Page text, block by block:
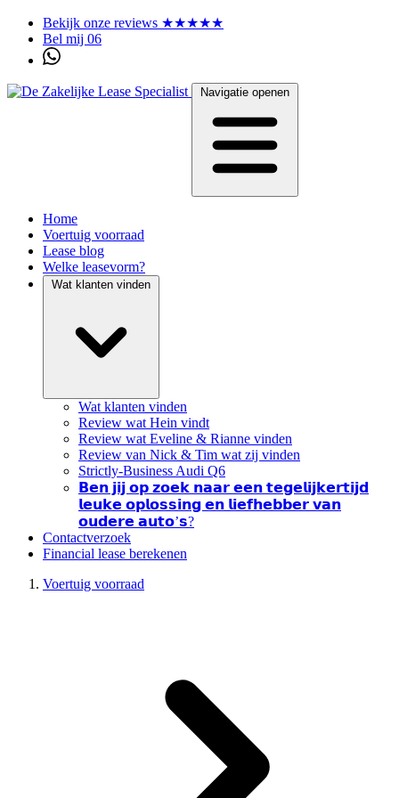
Bekijk onze reviews ★★★★★
Bel mij 06
Navigatie openen
Home
Voertuig voorraad
Lease blog
Welke leasevorm?
Wat klanten vinden
Wat klanten vinden
Review wat Hein vindt
Review wat Eveline & Rianne vinden
Review van Nick & Tim wat zij vinden
Strictly-Business Audi Q6
𝗕𝗲𝗻 𝗷𝗶𝗷 𝗼𝗽 𝘇𝗼𝗲𝗸 𝗻𝗮𝗮𝗿 𝗲𝗲𝗻 𝘁𝗲𝗴𝗲𝗹𝗶𝗷𝗸𝗲𝗿𝘁𝗶𝗷𝗱
𝗹𝗲𝘂𝗸𝗲 𝗼𝗽𝗹𝗼𝘀𝘀𝗶𝗻𝗴 𝗲𝗻 𝗹𝗶𝗲𝗳𝗵𝗲𝗯𝗯𝗲𝗿 𝘃𝗮𝗻
𝗼𝘂𝗱𝗲𝗿𝗲 𝗮𝘂𝘁𝗼’𝘀?
Contactverzoek
Financial lease berekenen
Voertuig voorraad